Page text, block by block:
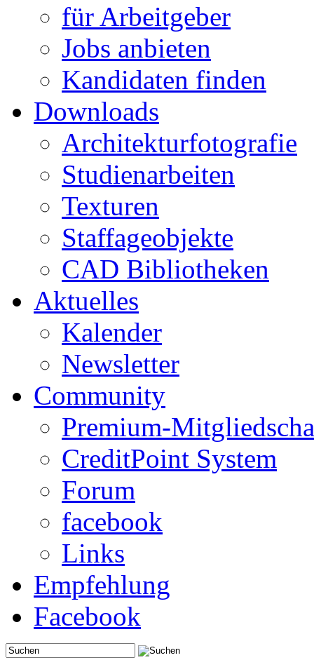
für Arbeitgeber
Jobs anbieten
Kandidaten finden
Downloads
Architekturfotografie
Studienarbeiten
Texturen
Staffageobjekte
CAD Bibliotheken
Aktuelles
Kalender
Newsletter
Community
Premium-
CreditPoint System
Forum
facebook
Links
Empfehlung
Facebook